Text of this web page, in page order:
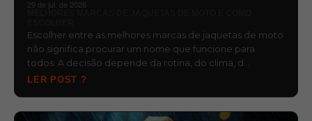
29 de jul. de 2026
Escolher entre as melhores marcas de jaquetas de moto
não significa procurar um nome que funcione para
todos. A decisão depende da rotina, do clima, d…
LER POST ?